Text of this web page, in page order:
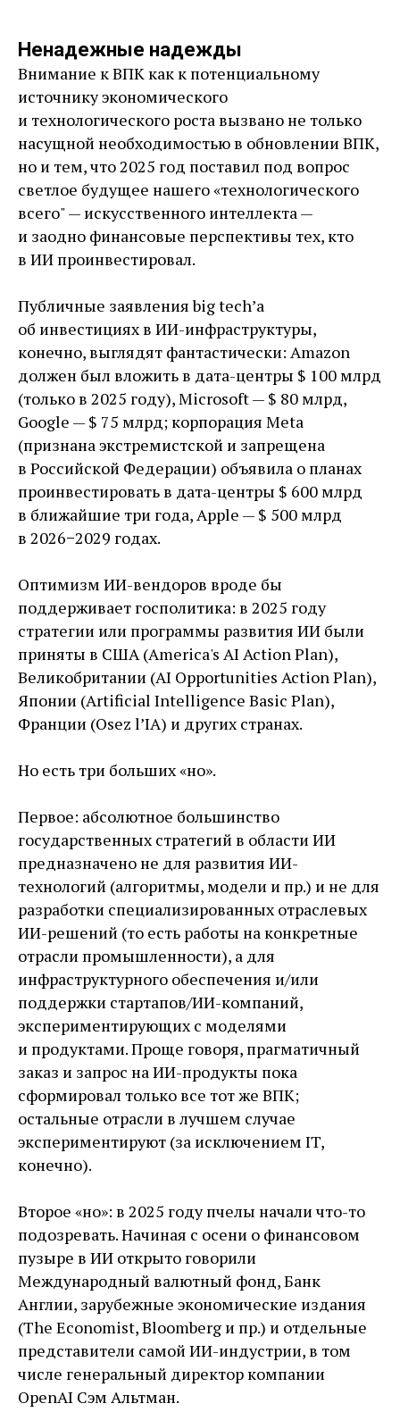
Ненадежные надежды
Внимание к ВПК как к потенциальному
источнику экономического
и технологического роста вызвано не только
насущной необходимостью в обновлении ВПК,
но и тем, что 2025 год поставил под вопрос
светлое будущее нашего «технологического
всего" — ​искусственного интеллекта — ​
и заодно финансовые перспективы тех, кто
в ИИ проинвестировал.
Публичные заявления big tech’а
об инвестициях в ИИ-инфраструктуры,
конечно, выглядят фантастически: Amazon
должен был вложить в дата-центры $ 100 млрд
(только в 2025 году), Microsoft — ​$ 80 млрд,
Google — ​$ 75 млрд; корпорация Meta
(признана экстремистской и запрещена
в Российской Федерации) объявила о планах
проинвестировать в дата-центры $ 600 млрд
в ближайшие три года, Apple — ​$ 500 млрд
в 2026−2029 годах.
Оптимизм ИИ-вендоров вроде бы
поддерживает госполитика: в 2025 году
стратегии или программы развития ИИ были
приняты в США (America's AI Action Plan),
Великобритании (AI Opportunities Action Plan),
Японии (Artificial Intelligence Basic Plan),
Франции (Osez l’IA) и других странах.
Но есть три больших «но».
Первое: абсолютное большинство
государственных стратегий в области ИИ
предназначено не для развития ИИ-
технологий (алгоритмы, модели и пр.) и не для
разработки специализированных отраслевых
ИИ-решений (то есть работы на конкретные
отрасли промышленности), а для
инфраструктурного обеспечения и/или
поддержки стартапов/ИИ-компаний,
экспериментирующих с моделями
и продуктами. Проще говоря, прагматичный
заказ и запрос на ИИ-продукты пока
сформировал только все тот же ВПК;
остальные отрасли в лучшем случае
экспериментируют (за исключением IT,
конечно).
Второе «но»: в 2025 году пчелы начали что-то
подозревать. Начиная с осени о финансовом
пузыре в ИИ открыто говорили
Международный валютный фонд, Банк
Англии, зарубежные экономические издания
(The Economist, Bloomberg и пр.) и отдельные
представители самой ИИ-индустрии, в том
числе генеральный директор компании
OpenAI Сэм Альтман.